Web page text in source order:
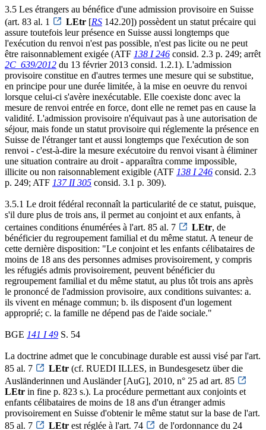
3.5 Les étrangers au bénéfice d'une admission provisoire en Suisse
(art. 83 al. 1
LEtr [RS 142.20]) possèdent un statut précaire qui
assure toutefois leur présence en Suisse aussi longtemps que
l'exécution du renvoi n'est pas possible, n'est pas licite ou ne peut
être raisonnablement exigée (ATF 138 I 246 consid. 2.3 p. 249; arrêt
2C_639/2012 du 13 février 2013 consid. 1.2.1). L'admission
provisoire constitue en d'autres termes une mesure qui se substitue,
en principe pour une durée limitée, à la mise en oeuvre du renvoi
lorsque celui-ci s'avère inexécutable. Elle coexiste donc avec la
mesure de renvoi entrée en force, dont elle ne remet pas en cause la
validité. L'admission provisoire n'équivaut pas à une autorisation de
séjour, mais fonde un statut provisoire qui réglemente la présence en
Suisse de l'étranger tant et aussi longtemps que l'exécution de son
renvoi - c'est-à-dire la mesure exécutoire du renvoi visant à éliminer
une situation contraire au droit - apparaîtra comme impossible,
illicite ou non raisonnablement exigible (ATF 138 I 246 consid. 2.3
p. 249; ATF 137 II 305 consid. 3.1 p. 309).
3.5.1 Le droit fédéral reconnaît la particularité de ce statut, puisque,
s'il dure plus de trois ans, il permet au conjoint et aux enfants, à
certaines conditions énumérées à l'art. 85 al. 7
LEtr, de
bénéficier du regroupement familial et du même statut. A teneur de
cette dernière disposition: "Le conjoint et les enfants célibataires de
moins de 18 ans des personnes admises provisoirement, y compris
les réfugiés admis provisoirement, peuvent bénéficier du
regroupement familial et du même statut, au plus tôt trois ans après
le prononcé de l'admission provisoire, aux conditions suivantes: a.
ils vivent en ménage commun; b. ils disposent d'un logement
approprié; c. la famille ne dépend pas de l'aide sociale."
BGE 141 I 49 S. 54
La doctrine admet que le concubinage durable est aussi visé par l'art.
85 al. 7
LEtr (cf. RUEDI ILLES, in Bundesgesetz über die
Ausländerinnen und Ausländer [AuG], 2010, n° 25 ad art. 85
LEtr in fine p. 823 s.). La procédure permettant aux conjoints et
enfants célibataires de moins de 18 ans d'un étranger admis
provisoirement en Suisse d'obtenir le même statut sur la base de l'art.
85 al. 7
LEtr est réglée à l'art. 74
de l'ordonnance du 24